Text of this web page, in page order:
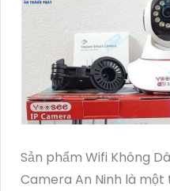
Sản phẩm Wifi Không
Camera An Ninh là